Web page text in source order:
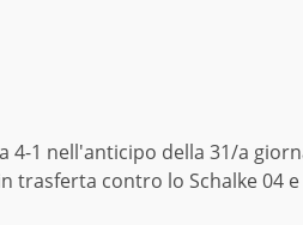
4-1 nell'anticipo della 31/a
trasferta contro lo Schalke 04 e